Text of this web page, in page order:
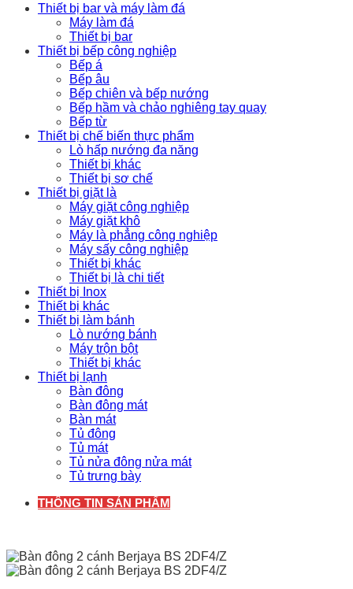
Thiết bị bar và máy làm đá
Máy làm đá
Thiết bị bar
Thiết bị bếp công nghiệp
Bếp á
Bếp âu
Bếp chiên và bếp nướng
Bếp hầm và chảo nghiêng tay quay
Bếp từ
Thiết bị chế biến thực phẩm
Lò hấp nướng đa năng
Thiết bị khác
Thiết bị sơ chế
Thiết bị giặt là
Máy giặt công nghiệp
Máy giặt khô
Máy là phẳng công nghiệp
Máy sấy công nghiệp
Thiết bị khác
Thiết bị là chi tiết
Thiết bị Inox
Thiết bị khác
Thiết bị làm bánh
Lò nướng bánh
Máy trộn bột
Thiết bị khác
Thiết bị lạnh
Bàn đông
Bàn đông mát
Bàn mát
Tủ đông
Tủ mát
Tủ nửa đông nửa mát
Tủ trưng bày
THÔNG TIN SẢN PHẨM